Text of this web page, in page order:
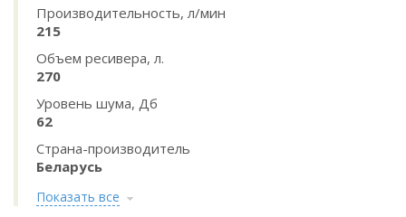
Производительность, л/мин
215
Объем ресивера, л.
270
Уровень шума, Дб
62
Страна-производитель
Беларусь
Показать все